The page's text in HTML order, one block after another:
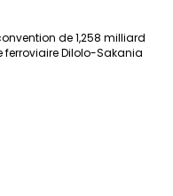
de 1,258 milliard
ferroviaire Dilolo-Sakania